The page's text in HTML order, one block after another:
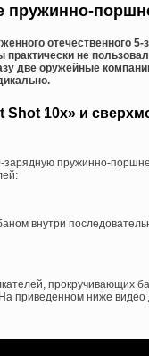
пружинно-
отечественного
не
две оружейные
Shot 10x» и
зарядную пружинно-
внутри
прокручивающих
приведенном ниже